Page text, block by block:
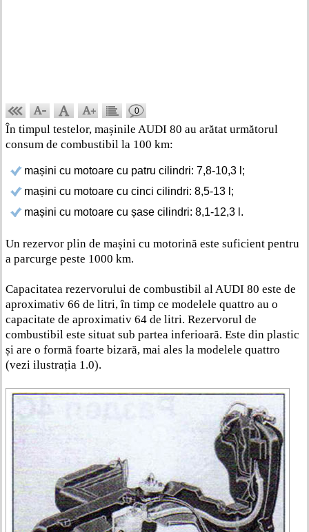
0
În timpul testelor, mașinile AUDI 80 au arătat următorul
consum de combustibil la 100 km:
mașini cu motoare cu patru cilindri: 7,8-10,3 l;
mașini cu motoare cu cinci cilindri: 8,5-13 l;
mașini cu motoare cu șase cilindri: 8,1-12,3 l.
Un rezervor plin de mașini cu motorină este suficient pentru
a parcurge peste 1000 km.
Capacitatea rezervorului de combustibil al AUDI 80 este de
aproximativ 66 de litri, în timp ce modelele quattro au o
capacitate de aproximativ 64 de litri. Rezervorul de
combustibil este situat sub partea inferioară. Este din plastic
și are o formă foarte bizară, mai ales la modelele quattro
(vezi ilustrația 1.0).